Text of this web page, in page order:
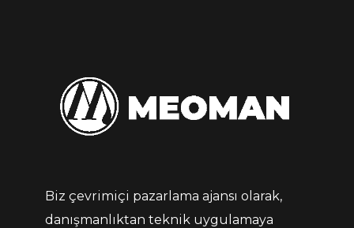
Biz çevrimiçi pazarlama ajansı olarak,
danışmanlıktan teknik uygulamaya